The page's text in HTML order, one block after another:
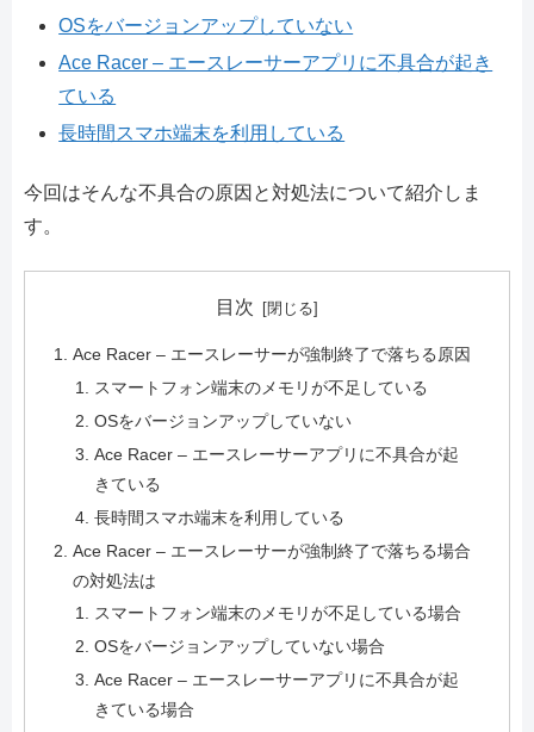
OSをバージョンアップしていない
Ace Racer – エースレーサーアプリに不具合が起き
ている
長時間スマホ端末を利用している
今回はそんな不具合の原因と対処法について紹介しま
す。
目次
Ace Racer – エースレーサーが強制終了で落ちる原因
スマートフォン端末のメモリが不足している
OSをバージョンアップしていない
Ace Racer – エースレーサーアプリに不具合が起
きている
長時間スマホ端末を利用している
Ace Racer – エースレーサーが強制終了で落ちる場合
の対処法は
スマートフォン端末のメモリが不足している場合
OSをバージョンアップしていない場合
Ace Racer – エースレーサーアプリに不具合が起
きている場合